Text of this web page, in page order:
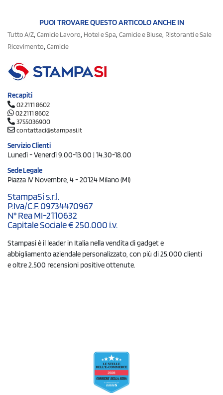
PUOI TROVARE QUESTO ARTICOLO ANCHE IN
Tutto A/Z Camicie Lavoro Hotel e Spa Camicie e Bluse Ristoranti e Sale
Ricevimento Camicie
Recapiti
02 2111 8602
02 2111 8602
3755036900
contattaci@stampasi.it
Servizio Clienti
Lunedì - Venerdì 9.00-13.00 | 14.30-18.00
Sede Legale
Piazza IV Novembre, 4 - 20124 Milano (MI)
StampaSi s.r.l.
P.Iva/C.F. 09734470967
N° Rea MI-2110632
Capitale Sociale € 250.000 i.v.
Stampasi è il leader in Italia nella vendita di gadget e
abbigliamento aziendale personalizzato, con più di 25.000 clienti
e oltre 2.500 recensioni positive ottenute.